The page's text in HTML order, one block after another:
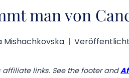
man von
Mishachkovska
links. See the footer and